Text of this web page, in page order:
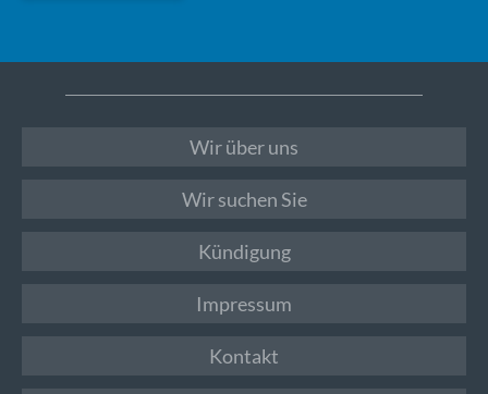
Wir über uns
Wir suchen Sie
Kündigung
Impressum
Kontakt